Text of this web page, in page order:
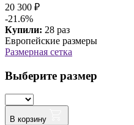
20 300 ₽
-21.6%
Купили: 28 раз
Европейские размеры
Размерная сетка
Выберите размер
В корзину